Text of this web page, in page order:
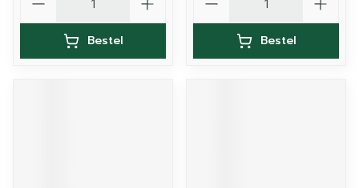
Bestel Bestel